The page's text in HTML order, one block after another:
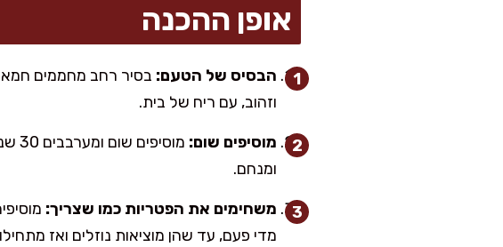
אופן ההכנה
הבסיס של הטעם:
וזהוב, עם ריח של בית.
מוסיפים שום:
ומנחם.
משחימים את הפטריות כמו שצריך:
מדי פעם, עד שהן מוציאות נוזלים ואז